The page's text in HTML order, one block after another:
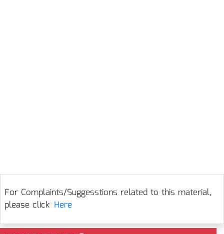
For Complaints/Suggesstions related to this material,
please click Here